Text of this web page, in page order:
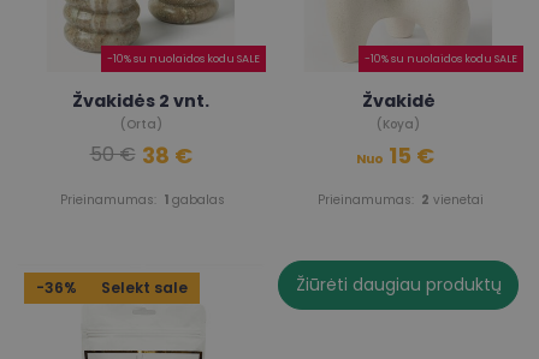
-10% su nuolaidos kodu SALE
Žvakidės 2 vnt.
(Orta)
Prieinamumas: 1 gabalas
50 € 38 €
-10% su nuolaidos kodu SALE
Žvakidė
(Koya)
Prieinamumas: 2 vienetai
Nuo 15 €
-36% Selekt sale Žiūrėti daugiau produktų